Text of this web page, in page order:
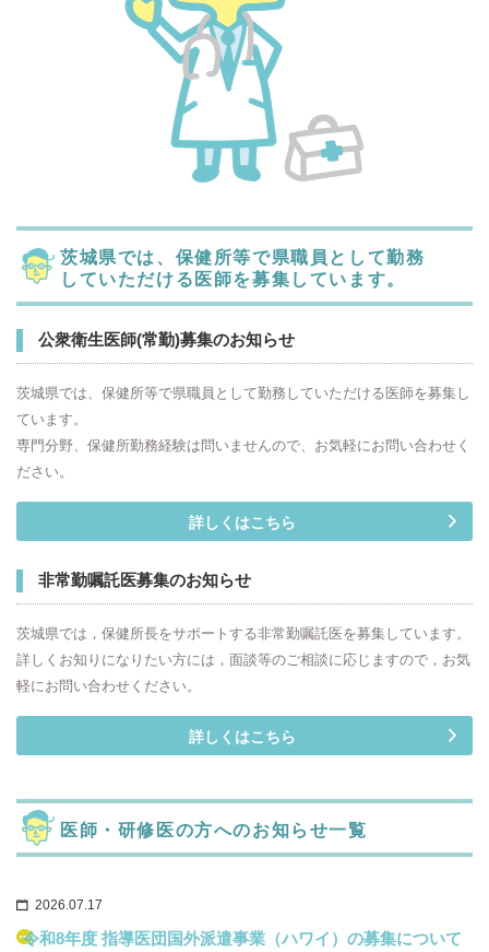
茨城県では、保健所等で県職員として勤務
していただける医師を募集しています。
公衆衛生医師(常勤)募集のお知らせ
茨城県では、保健所等で県職員として勤務していただける医師を募集し
ています。
専門分野、保健所勤務経験は問いませんので、お気軽にお問い合わせく
ださい。
詳しくはこちら
非常勤嘱託医募集のお知らせ
茨城県では，保健所長をサポートする非常勤嘱託医を募集しています。
詳しくお知りになりたい方には，面談等のご相談に応じますので，お気
軽にお問い合わせください。
詳しくはこちら
医師・研修医の方へのお知らせ一覧
2026.07.17
令和8年度 指導医団国外派遣事業（ハワイ）の募集について